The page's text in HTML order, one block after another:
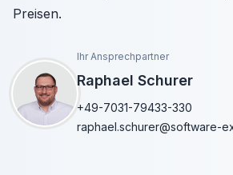
Preisen.
Ihr Ansprechpartner
Raphael Schurer
+49-7031-79433-330
raphael.schurer@software-